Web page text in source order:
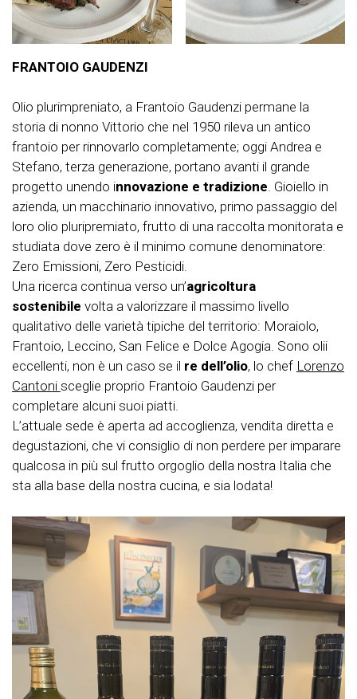
FRANTOIO GAUDENZI
Olio plurimpreniato, a Frantoio Gaudenzi permane la
storia di nonno Vittorio che nel 1950 rileva un antico
frantoio per rinnovarlo completamente; oggi Andrea e
Stefano, terza generazione, portano avanti il grande
progetto unendo innovazione e tradizione. Gioiello in
azienda, un macchinario innovativo, primo passaggio del
loro olio pluripremiato, frutto di una raccolta monitorata e
studiata dove zero è il minimo comune denominatore:
Zero Emissioni, Zero Pesticidi.
Una ricerca continua verso un’agricoltura
sostenibile volta a valorizzare il massimo livello
qualitativo delle varietà tipiche del territorio: Moraiolo,
Frantoio, Leccino, San Felice e Dolce Agogia. Sono olii
eccellenti, non è un caso se il re dell’olio, lo chef Lorenzo
Cantoni sceglie proprio Frantoio Gaudenzi per
completare alcuni suoi piatti.
L’attuale sede è aperta ad accoglienza, vendita diretta e
degustazioni, che vi consiglio di non perdere per imparare
qualcosa in più sul frutto orgoglio della nostra Italia che
sta alla base della nostra cucina, e sia lodata!